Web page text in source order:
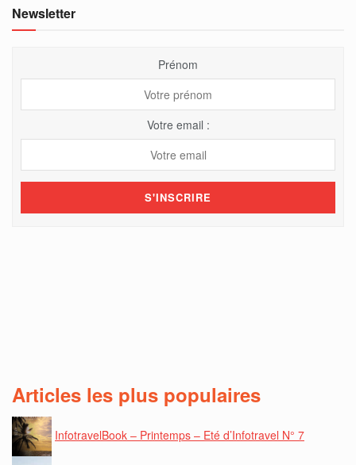
Newsletter
Prénom
Votre email :
Articles les plus populaires
InfotravelBook – Printemps – Eté d’Infotravel N° 7